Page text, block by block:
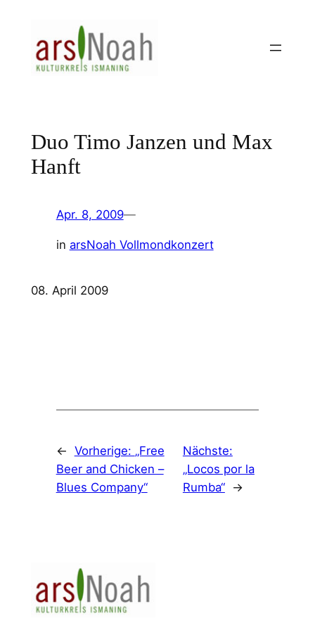
springen
Duo Timo Janzen und Max
Hanft
Apr. 8, 2009—
in arsNoah Vollmondkonzert
08. April 2009
← Vorherige: „Free
Beer and Chicken –
Blues Company“
Nächste:
„Locos por la
Rumba“
→